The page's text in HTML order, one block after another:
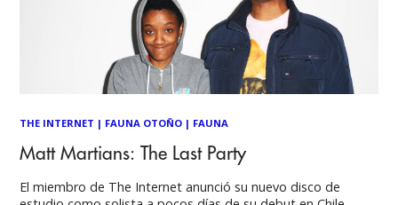
THE INTERNET | FAUNA OTOÑO | FAUNA
Matt Martians: The Last Party
El miembro de The Internet anunció su nuevo disco de